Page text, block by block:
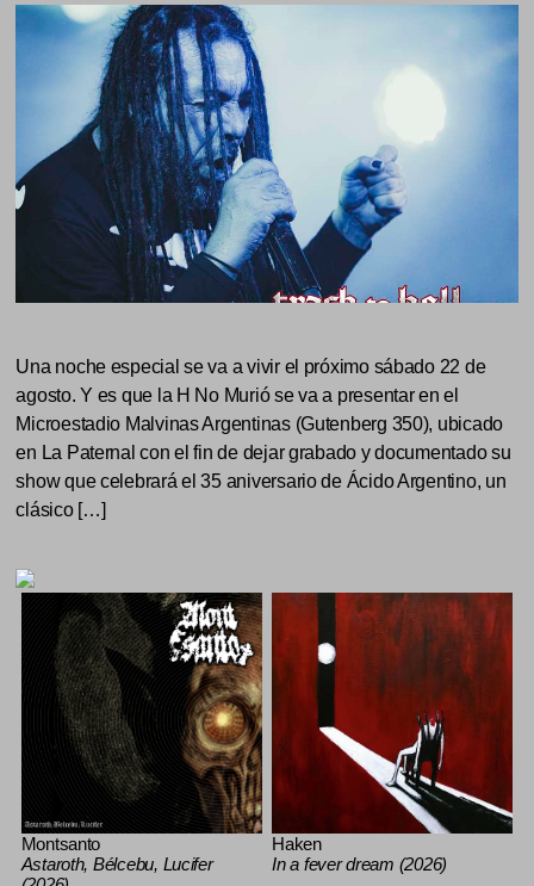
Una noche especial se va a vivir el próximo sábado 22 de
agosto. Y es que la H No Murió se va a presentar en el
Microestadio Malvinas Argentinas (Gutenberg 350), ubicado
en La Paternal con el fin de dejar grabado y documentado su
show que celebrará el 35 aniversario de Ácido Argentino, un
clásico […]
Montsanto
Astaroth, Bélcebu, Lucifer
Haken
In a fever dream (2026)